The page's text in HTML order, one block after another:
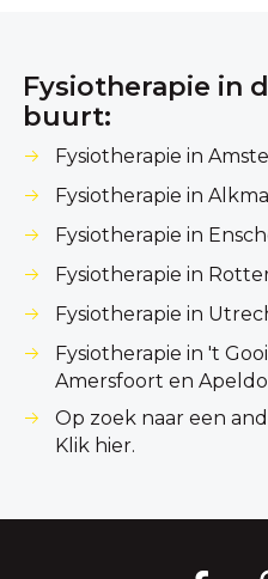
Fysiotherapie in
buurt:
Fysiotherapie in
Fysiotherapie in
Fysiotherapie in
Fysiotherapie in
Fysiotherapie in
Fysiotherapie in 't
Amersfoort en
Op zoek naar een
Klik hier.